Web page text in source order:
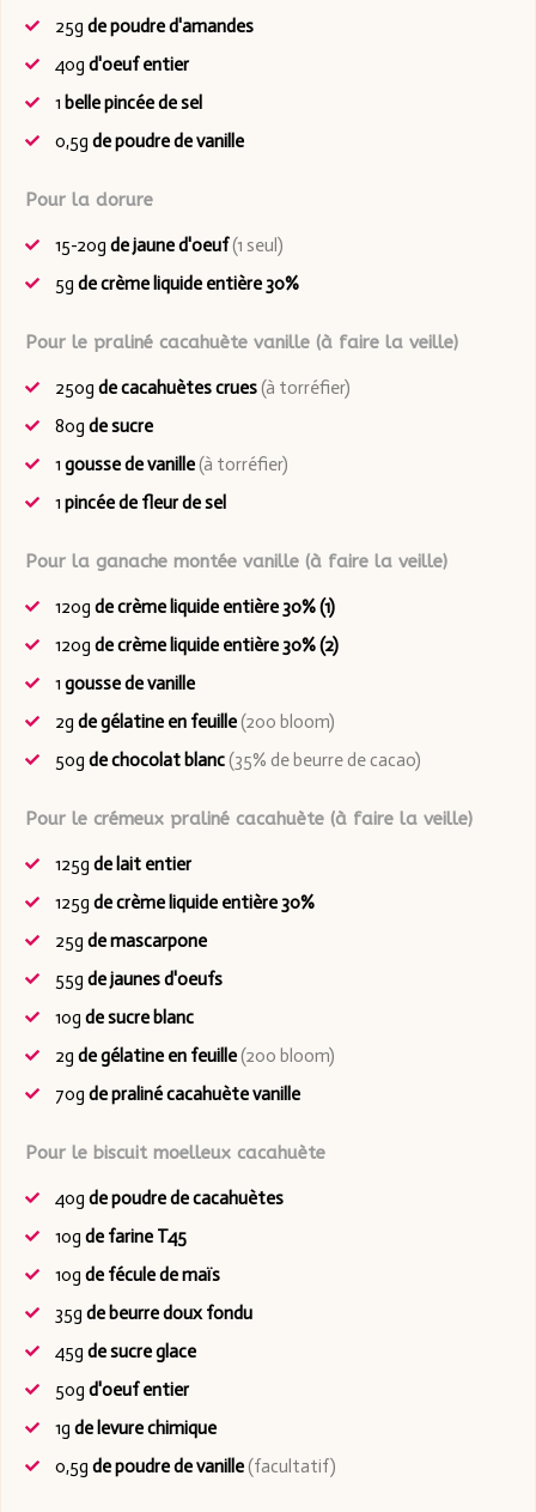
25g de poudre d'amandes
40g d'oeuf entier
1 belle pincée de sel
0,5g de poudre de vanille
Pour la dorure
15-20g de jaune d'oeuf(1 seul)
5g de crème liquide entière 30%
Pour le praliné cacahuète vanille (à faire la veille)
250g de cacahuètes crues(à torréfier)
80g de sucre
1 gousse de vanille(à torréfier)
1 pincée de fleur de sel
Pour la ganache montée vanille (à faire la veille)
120g de crème liquide entière 30% (1)
120g de crème liquide entière 30% (2)
1 gousse de vanille
2g de gélatine en feuille(200 bloom)
50g de chocolat blanc(35% de beurre de cacao)
Pour le crémeux praliné cacahuète (à faire la veille)
125g de lait entier
125g de crème liquide entière 30%
25g de mascarpone
55g de jaunes d'oeufs
10g de sucre blanc
2g de gélatine en feuille(200 bloom)
70g de praliné cacahuète vanille
Pour le biscuit moelleux cacahuète
40g de poudre de cacahuètes
10g de farine T45
10g de fécule de maïs
35g de beurre doux fondu
45g de sucre glace
50g d'oeuf entier
1g de levure chimique
0,5g de poudre de vanille(facultatif)